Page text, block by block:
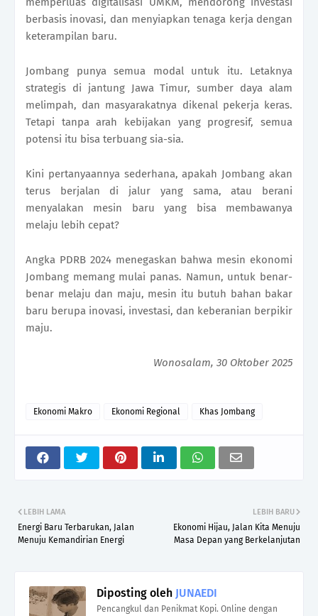
berbasis inovasi, dan menyiapkan tenaga kerja dengan
keterampilan baru.
Jombang punya semua modal untuk itu. Letaknya
strategis di jantung Jawa Timur, sumber daya alam
melimpah, dan masyarakatnya dikenal pekerja keras.
Tetapi tanpa arah kebijakan yang progresif, semua
potensi itu bisa terbuang sia-sia.
Kini pertanyaannya sederhana, apakah Jombang akan
terus berjalan di jalur yang sama, atau berani
menyalakan mesin baru yang bisa membawanya
melaju lebih cepat?
Angka PDRB 2024 menegaskan bahwa mesin ekonomi
Jombang memang mulai panas. Namun, untuk benar-
benar melaju dan maju, mesin itu butuh bahan bakar
baru berupa inovasi, investasi, dan keberanian berpikir
maju.
Wonosalam, 30 Oktober 2025
Ekonomi Makro Ekonomi Regional Khas Jombang
LEBIH BARU
Ekonomi Hijau, Jalan Kita Menuju
Masa Depan yang Berkelanjutan
LEBIH LAMA
Energi Baru Terbarukan, Jalan
Menuju Kemandirian Energi
Diposting oleh JUNAEDI
Pencangkul dan Penikmat Kopi. Online dengan